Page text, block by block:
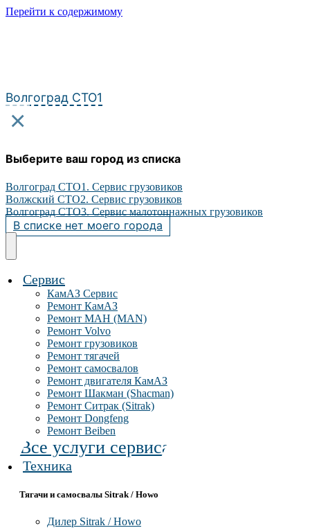
Перейти к содержимому
Волгоград СТО1
×
Выберите ваш город из списка
Волгоград СТО1. Сервис грузовиков
Волжский СТО2. Сервис грузовиков
Волгоград СТО3. Сервис малотоннажных грузовиков
В списке нет моего города
Сервис
КамАЗ Сервис
Ремонт КамАЗ
Ремонт МАН (MAN)
Ремонт Volvo
Ремонт грузовиков
Ремонт тягачей
Ремонт самосвалов
Ремонт двигателя КамАЗ
Ремонт Шакман (Shacman)
Ремонт Ситрак (Sitrak)
Ремонт Dongfeng
Ремонт Beiben
Все услуги сервиса
Техника
Тягачи и самосвалы Sitrak / Howo
Дилер Sitrak / Howo